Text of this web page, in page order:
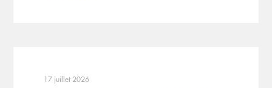
17 juillet 2026